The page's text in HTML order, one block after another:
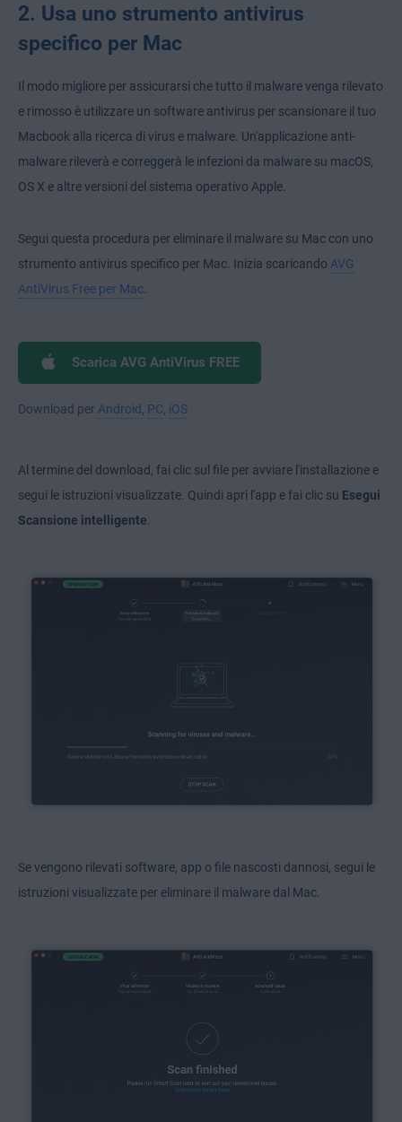
2. Usa uno strumento antivirus
specifico per Mac
Il modo migliore per assicurarsi che tutto il malware venga rilevato
e rimosso è utilizzare un software antivirus per scansionare il tuo
Macbook alla ricerca di virus e malware. Un'applicazione anti-
malware rileverà e correggerà le infezioni da malware su macOS,
OS X e altre versioni del sistema operativo Apple.
Segui questa procedura per eliminare il malware su Mac con uno
strumento antivirus specifico per Mac. Inizia scaricando AVG
AntiVirus Free per Mac
Scarica AVG AntiVirus FREE
Download per Android PC iOS
Al termine del download, fai clic sul file per avviare l'installazione e
segui le istruzioni visualizzate. Quindi apri l'app e fai clic su Esegui
Scansione intelligente
Se vengono rilevati software, app o file nascosti dannosi, segui le
istruzioni visualizzate per eliminare il malware dal Mac.